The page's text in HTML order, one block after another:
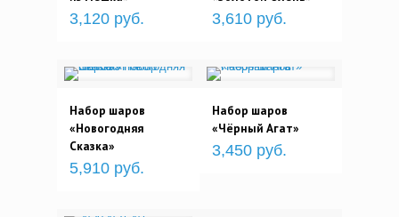
3,120 руб. 3,610 руб.
Набор шаров
«Новогодняя
Сказка»
5,910 руб.
Набор шаров
«Чёрный Агат»
3,450 руб.